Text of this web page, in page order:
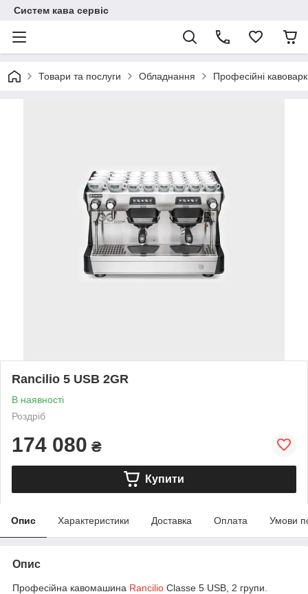
Систем кава сервіс
Товари та послуги Обладнання Професійні
Rancilio 5 USB 2GR
В наявності
Роздріб
174 080 ₴
Купити
Опис Характеристики Доставка Оплата Умови
Опис
Професійна кавомашина Rancilio Classe 5 USB, 2 групи.